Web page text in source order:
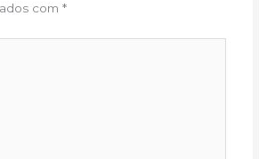
com *